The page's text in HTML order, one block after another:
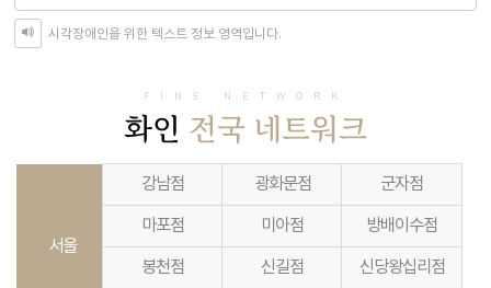
시각장애인을 위한 텍스트 정보 영역입니다.
FINE NETWORK
화인 전국 네트워크
서울
강남점 광화문점 군자점
마포점 미아점 방배이수점
봉천점 신길점 신당왕십리점